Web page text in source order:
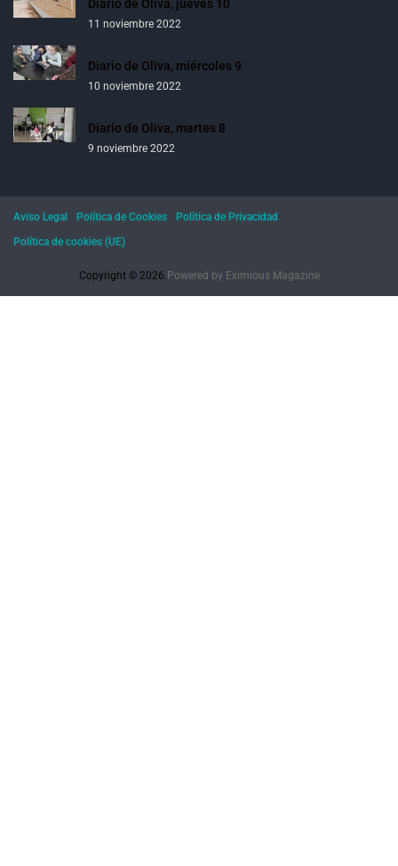
Diario de Oliva, jueves 10
11 noviembre 2022
Diario de Oliva, miércoles 9
10 noviembre 2022
Diario de Oliva, martes 8
9 noviembre 2022
Copyright © 2026. Powered by Eximious Magazine
Aviso Legal Política de Cookies
Política de Privacidad
Política de cookies (UE)